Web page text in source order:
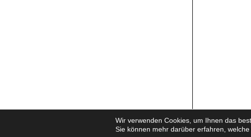
Wir verwenden Cookies, um Ihnen das
Sie können mehr darüber erfahren,